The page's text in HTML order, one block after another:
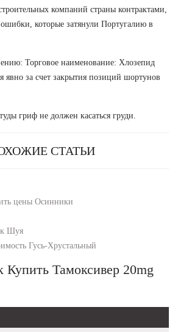
компаний страны контрактами,
ошибки, которые затянули Португалию в
Торговое наименование: Хлозепид
явно за счет закрытия позиций шортунов
гриф не должен касаться груди.
СТАТЬИ
цены Осинники
Шуя
Гусь-Хрустальный
Тамоксивер 20mg